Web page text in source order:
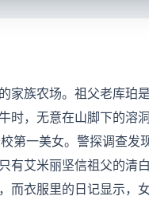
家族农场。祖父老库珀
时，无意在山脚下的溶
第一美女。警探调查发
有艾米丽坚信祖父的清
衣服里的日记显示，